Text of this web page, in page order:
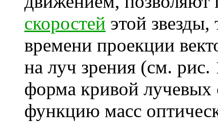
скоростей этой звезды,
времени проекции
на луч зрения (см.
форма кривой лучевых
функцию масс